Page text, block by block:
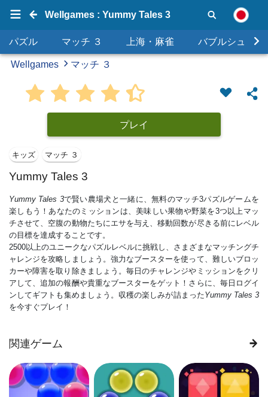
Wellgames : Yummy Tales 3
パズル マッチ ３ 上海・麻雀 バブルシュータ
Wellgames マッチ ３
プレイ
キッズ マッチ ３
Yummy Tales 3
Yummy Tales 3で賢い農場犬と一緒に、無料のマッチ3パズルゲームを
楽しもう！あなたのミッションは、美味しい果物や野菜を3つ以上マッ
チさせて、空腹の動物たちにエサを与え、移動回数が尽きる前にレベル
の目標を達成することです。
2500以上のユニークなパズルレベルに挑戦し、さまざまなマッチングチ
ャレンジを攻略しましょう。強力なブースターを使って、難しいブロッ
カーや障害を取り除きましょう。毎日のチャレンジやミッションをクリ
アして、追加の報酬や貴重なブースターをゲット！さらに、毎日ログイ
ンしてギフトも集めましょう。収穫の楽しみが詰まったYummy Tales 3
を今すぐプレイ！
関連ゲーム